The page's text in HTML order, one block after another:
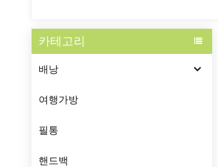
카테고리
배낭
여행가방
필통
핸드백